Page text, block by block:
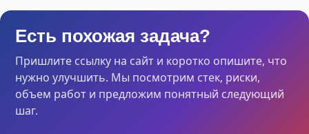
Есть похожая задача?
Пришлите ссылку на сайт и коротко опишите, что
нужно улучшить. Мы посмотрим стек, риски,
объем работ и предложим понятный следующий
шаг.